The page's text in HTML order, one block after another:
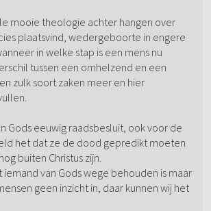
mooie theologie achter hangen over
plaatsvind, wedergeboorte in engere
in welke stap is een mens nu
tussen een omhelzend en een
zulk soort zaken meer en hier
Gods eeuwig raadsbesluit, ook voor de
het dat ze de dood gepredikt moeten
buiten Christus zijn.
iemand van Gods wege behouden is maar
geen inzicht in, daar kunnen wij het